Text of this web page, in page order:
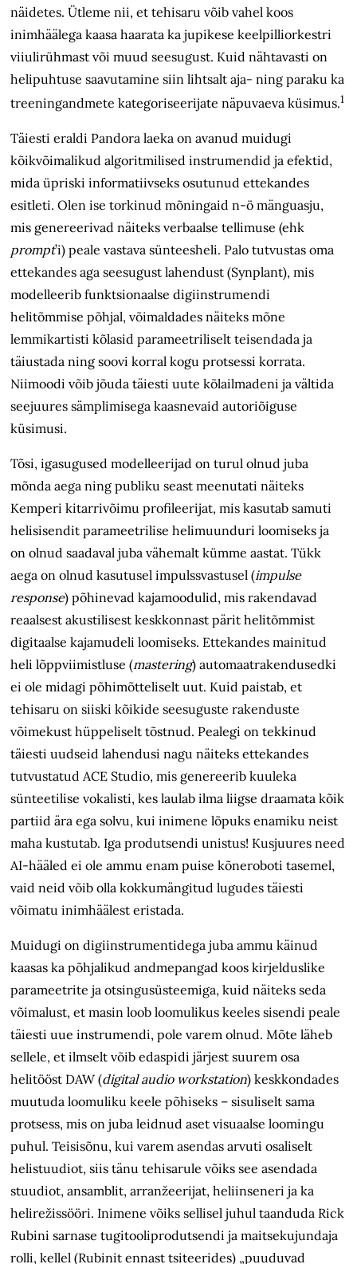
näidetes. Ütleme nii, et tehisaru võib vahel koos
inimhäälega kaasa haarata ka jupikese keelpilliorkestri
viiulirühmast või muud seesugust. Kuid nähtavasti on
helipuhtuse saavutamine siin lihtsalt aja- ning paraku ka
treeningandmete kategoriseerijate näpuvaeva küsimus.1
Täiesti eraldi Pandora laeka on avanud muidugi
kõikvõimalikud algo­ritmilised instrumendid ja efektid,
mida üpriski informatiivseks osutunud ettekandes
esitleti. Olen ise torkinud mõningaid n-ö mänguasju,
mis genereerivad näiteks verbaalse tellimuse (ehk
prompt’i) peale vastava sünteesheli. Palo tutvustas oma
ettekandes aga seesugust lahendust (Synplant), mis
modelleerib funktsionaalse digiinstrumendi
helitõmmise põhjal, võimaldades näiteks mõne
lemmikartisti kõlasid parameetriliselt teisendada ja
täiustada ning soovi korral kogu protsessi korrata.
Niimoodi võib jõuda täiesti uute kõlailmadeni ja vältida
seejuures sämplimisega kaasnevaid autoriõiguse
küsimusi.
Tõsi, igasugused modelleerijad on turul olnud juba
mõnda aega ning publiku seast meenutati näiteks
Kemperi kitarrivõimu profileerijat, mis kasutab samuti
helisisendit parameetrilise helimuunduri loomiseks ja
on olnud saadaval juba vähemalt kümme aastat. Tükk
aega on olnud kasutusel impulssvastusel (impulse
response) põhinevad kajamoodulid, mis rakendavad
reaalsest akustilisest keskkonnast pärit helitõmmist
digitaalse kajamudeli loomiseks. Ettekandes mainitud
heli lõppviimistluse (mastering) automaatrakendusedki
ei ole midagi põhimõtteliselt uut. Kuid paistab, et
tehisaru on siiski kõikide seesuguste rakenduste
võimekust hüppeliselt tõstnud. Pealegi on tekkinud
täiesti uudseid lahendusi nagu näiteks ettekandes
tutvustatud ACE Studio, mis genereerib kuuleka
sünteetilise vokalisti, kes laulab ilma liigse draamata kõik
partiid ära ega solvu, kui inimene lõpuks enamiku neist
maha kustutab. Iga produtsendi unistus! Kusjuures need
AI-hääled ei ole ammu enam puise kõneroboti tasemel,
vaid neid võib olla kokkumängitud lugudes täiesti
võimatu inimhäälest eristada.
Muidugi on digiinstrumentidega juba ammu käinud
kaasas ka põhjalikud andmepangad koos kirjelduslike
parameetrite ja otsingusüsteemiga, kuid näiteks seda
võimalust, et masin loob loomulikus keeles sisendi peale
täiesti uue instrumendi, pole varem olnud. Mõte läheb
sellele, et ilmselt võib edaspidi järjest suurem osa
helitööst DAW (digital audio workstation) keskkondades
muutuda loomuliku keele põhiseks – sisuliselt sama
protsess, mis on juba leidnud aset visuaalse loomingu
puhul. Teisisõnu, kui varem asendas arvuti osaliselt
helistuudiot, siis tänu tehisarule võiks see asendada
stuudiot, ansamblit, arranžeerijat, heliinseneri ja ka
helirežissööri. Inimene võiks sellisel juhul taanduda Rick
Rubini sarnase tugitooliprodutsendi ja maitsekujundaja
rolli, kellel (Rubinit ennast tsiteerides) „puuduvad